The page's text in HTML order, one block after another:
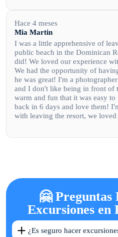
Hace 4 meses
Mia Martin
I was a little apprehensive of
public beach in the Dominican
did! We loved our experience
We had the opportunity of
he was great! I'm a
and I don't like being in front of
warm and fun that it was easy
back in 6 days and love them!
with leaving the resort, we loved
🤗 Preguntas
Excursiones en
¿Es seguro hacer